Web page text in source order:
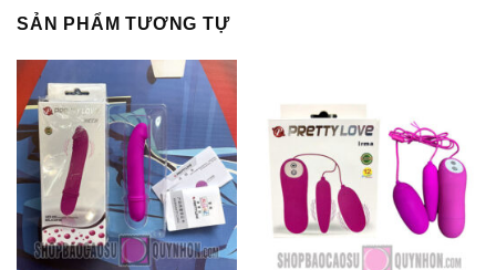
SẢN PHẨM TƯƠNG TỰ